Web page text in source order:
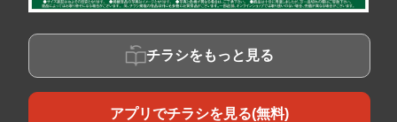
チラシをもっと見る
アプリでチラシを見る(無料)